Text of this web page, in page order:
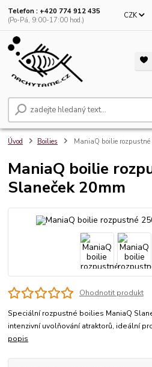
CZK
Telefon : +420 774 912 435
(Po-Pá, 9:00-17:00 hod.)
Úvod Boilies ManiaQ boilie
ManiaQ boilie
Slaneček 20mm
Ohodnotit produkt
Speciální rozpustné boilies ManiaQ
intenzivní uvolňování atraktorů, ideální
popis